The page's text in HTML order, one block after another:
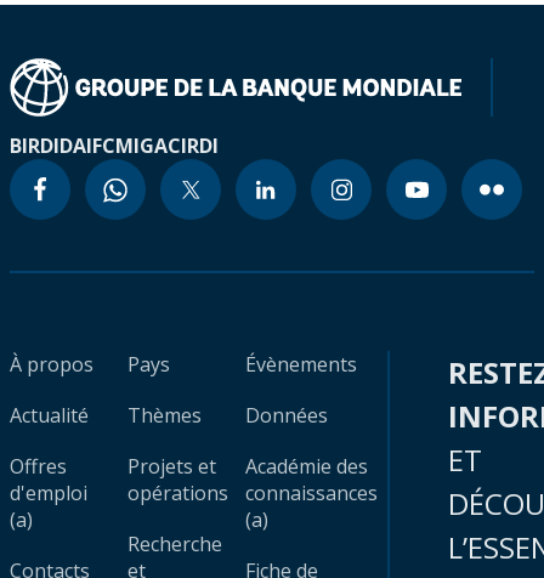
BIRDIDAIFCMIGACIRDI
À propos
Actualité
Offres
d'emploi
(a)
Contacts
Pays
Thèmes
Projets et
opérations
Recherche
et
Évènements
Données
Académie des
connaissances
(a)
Fiche de
ET